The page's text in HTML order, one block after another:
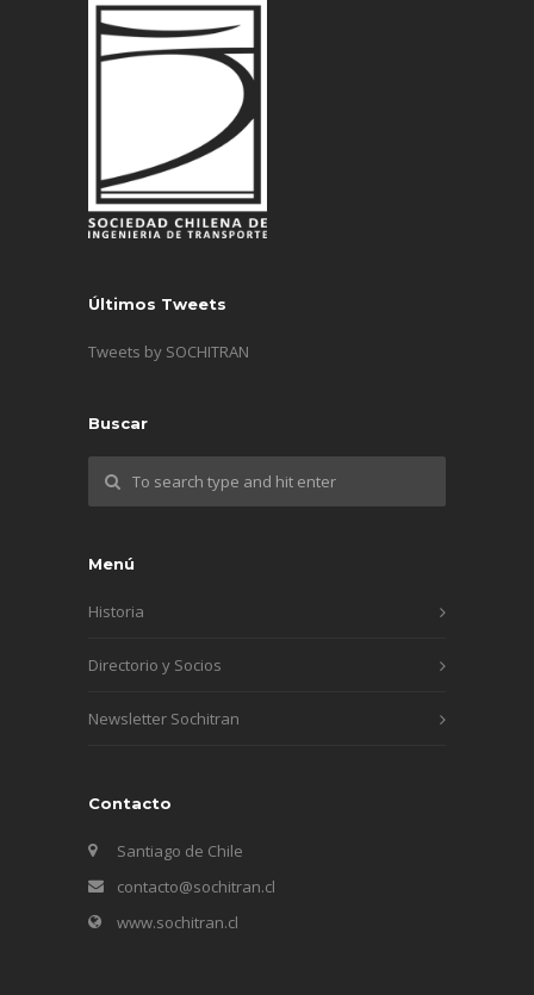
Últimos Tweets
Tweets by SOCHITRAN
Buscar
Menú
Historia
Directorio y Socios
Newsletter Sochitran
Contacto
Santiago de Chile
contacto@sochitran.cl
www.sochitran.cl